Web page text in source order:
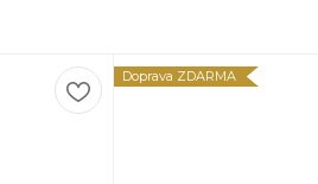
Doprava ZDARMA